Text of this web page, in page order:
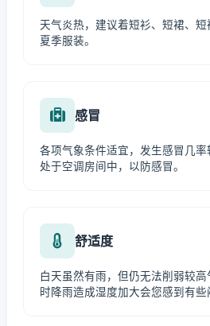
天气炎热，建议着短衫、短裙、
夏季服装。
感冒
各项气象条件适宜，发生感冒几
处于空调房间中，以防感冒。
舒适度
白天虽然有雨，但仍无法削弱较
时降雨造成湿度加大会您感到有些